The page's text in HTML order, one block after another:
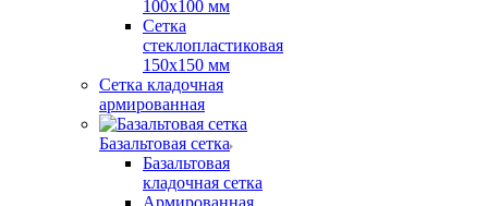
100x100 мм
Сетка
стеклопластиковая
150x150 мм
Сетка кладочная
армированная
Базальтовая сетка
Базальтовая
кладочная сетка
Армированная